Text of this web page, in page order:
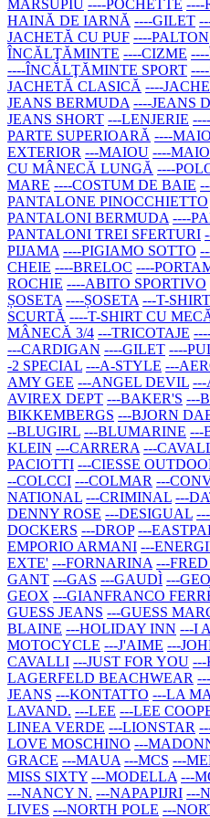
MARSUPIU ----POCHETTE ----
HAINĂ DE IARNĂ ----GILET
JACHETĂ CU PUF ----PALTON
ÎNCĂLŢĂMINTE ----CIZME
----ÎNCĂLŢĂMINTE SPORT
JACHETĂ CLASICĂ ----
JEANS BERMUDA ----JEANS
JEANS SHORT ---LENJERIE
PARTE SUPERIOARĂ ----
EXTERIOR ---MAIOU ----
CU MÂNECĂ LUNGĂ ----
MARE ----COSTUM DE BAIE
PANTALONE PINOCCHIETTO
PANTALONI BERMUDA ----
PANTALONI TREI SFERTURI
PIJAMA ----PIGIAMO SOTTO
CHEIE ----BRELOC ----
ROCHIE ----ABITO SPORTIVO
ȘOSETA ----ȘOSETA ---T-SHIRT
SCURTĂ ----T-SHIRT CU
MÂNECĂ 3/4 ---TRICOTAJE
---CARDIGAN ----GILET ----
-2 SPECIAL ---A-STYLE ---
AMY GEE ---ANGEL DEVIL ---
AVIREX DEPT ---BAKER'S ---
BIKKEMBERGS ---BJORN
--BLUGIRL ---BLUMARINE ---
KLEIN ---CARRERA ---
PACIOTTI ---CIESSE
--COLCCI ---COLMAR ---
NATIONAL ---CRIMINAL ---
DENNY ROSE ---DESIGUAL
DOCKERS ---DROP ---
EMPORIO ARMANI ---
EXTE' ---FORNARINA ---
GANT ---GAS ---GAUDÌ ---
GEOX ---GIANFRANCO
GUESS JEANS ---GUESS
BLAINE ---HOLIDAY INN ---I
MOTOCYCLE ---J'AIME ---
CAVALLI ---JUST FOR YOU
LAGERFELD BEACHWEAR
JEANS ---KONTATTO ---LA
LAVAND. ---LEE ---LEE
LINEA VERDE ---LIONSTAR
LOVE MOSCHINO ---
GRACE ---MAUA ---MCS ---
MISS SIXTY ---MODELLA ---
---NANCY N. ---NAPAPIJRI ---
LIVES ---NORTH POLE ---